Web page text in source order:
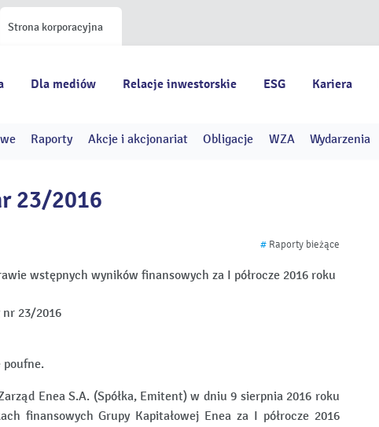
Strona korporacyjna
Dla mediów Relacje inwestorskie ESG Kariera
Raporty Akcje i akcjonariat Obligacje WZA Wydarzenia
23/2016
# Raporty bieżące
wstępnych wyników finansowych za I półrocze 2016 roku
nr 23/2016
poufne.
Enea S.A. (Spółka, Emitent) w dniu 9 sierpnia 2016 roku
finansowych Grupy Kapitałowej Enea za I półrocze 2016